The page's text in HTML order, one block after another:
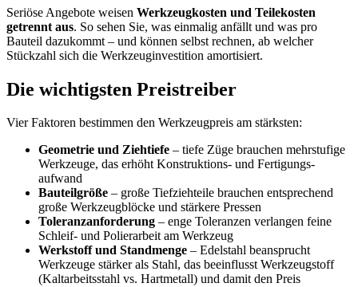
Seriöse Angebote weisen Werkzeugkosten und Teilekosten
getrennt aus. So sehen Sie, was einmalig anfällt und was pro
Bauteil dazukommt – und können selbst rechnen, ab welcher
Stückzahl sich die Werkzeuginvestition amortisiert.
Die wichtigsten Preistreiber
Vier Faktoren bestimmen den Werkzeugpreis am stärksten:
Geometrie und Ziehtiefe – tiefe Züge brauchen mehrstufige
Werkzeuge, das erhöht Konstruktions- und Fertigungs­
aufwand
Bauteilgröße – große Tiefziehteile brauchen entsprechend
große Werkzeugblöcke und stärkere Pressen
Toleranzanforderung – enge Toleranzen verlangen feine
Schleif- und Polierarbeit am Werkzeug
Werkstoff und Standmenge – Edelstahl beansprucht
Werkzeuge stärker als Stahl, das beeinflusst Werkzeugstoff
(Kaltarbeitsstahl vs. Hartmetall) und damit den Preis